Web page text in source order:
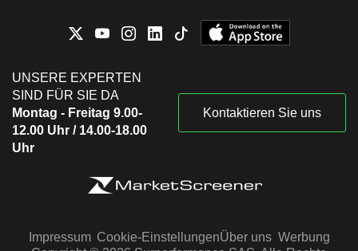
UNSERE EXPERTEN
SIND FÜR SIE DA
Montag - Freitag 9.00-
12.00 Uhr / 14.00-18.00
Uhr
Kontaktieren Sie uns
Impressum Cookie-EinstellungenÜber uns Werbung